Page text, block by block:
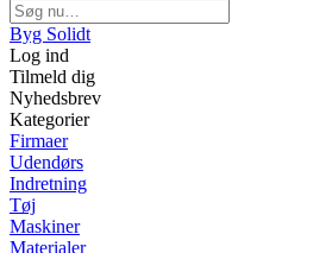
Byg Solidt
Log ind
Tilmeld dig
Nyhedsbrev
Kategorier
Firmaer
Udendørs
Indretning
Tøj
Maskiner
Materialer